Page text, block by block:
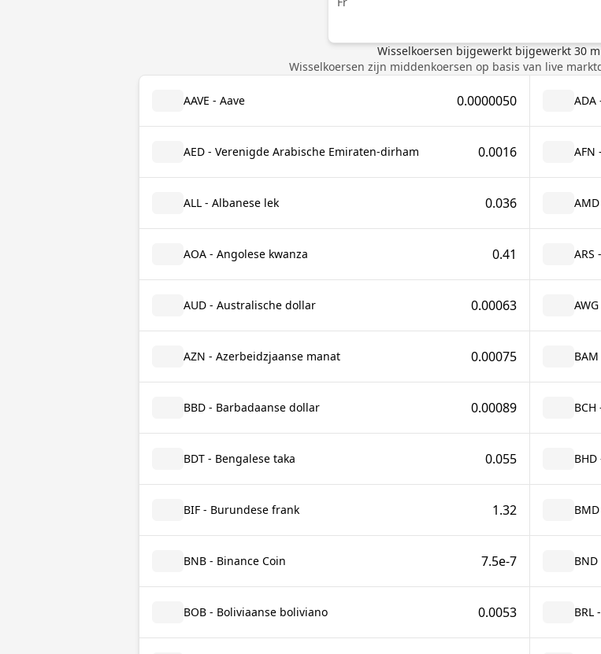
Wisselkoersen bijgewerkt bijgewerkt 30
Wisselkoersen zijn middenkoersen op basis van live
AAVE - Aave 0.0000050 ADA
AED - Verenigde Arabische Emiraten-dirham 0.0016 AFN
ALL - Albanese lek 0.036
AOA - Angolese kwanza 0.41 ARS
AUD - Australische dollar 0.00063
AZN - Azerbeidzjaanse manat 0.00075
BBD - Barbadaanse dollar 0.00089
BDT - Bengalese taka 0.055
BIF - Burundese frank 1.32
BNB - Binance Coin 7.5e-7
BOB - Boliviaanse boliviano 0.0053 BRL